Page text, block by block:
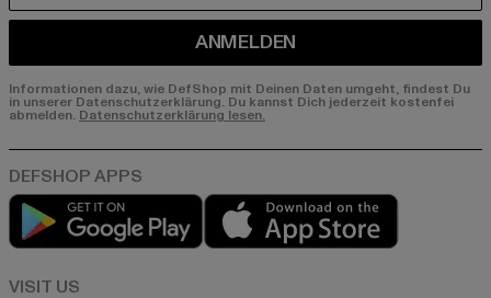
ANMELDEN
Informationen dazu, wie DefShop mit Deinen Daten umgeht, findest Du
in unserer Datenschutzerklärung. Du kannst Dich jederzeit kostenfei
abmelden. Datenschutzerklärung lesen.
Play market